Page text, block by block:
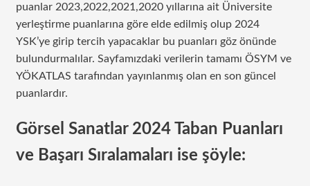
puanlar 2023,2022,2021,2020 yıllarına ait Üniversite
yerleştirme puanlarına göre elde edilmiş olup 2024
YSK’ye girip tercih yapacaklar bu puanları göz önünde
bulundurmalılar. Sayfamızdaki verilerin tamamı ÖSYM ve
YÖKATLAS tarafından yayınlanmış olan en son güncel
puanlardır.
Görsel Sanatlar 2024 Taban Puanları
ve Başarı Sıralamaları ise şöyle: